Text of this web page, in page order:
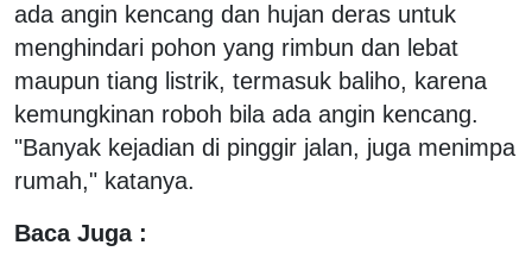
ada angin kencang dan hujan deras untuk
menghindari pohon yang rimbun dan lebat
maupun tiang listrik, termasuk baliho, karena
kemungkinan roboh bila ada angin kencang.
"Banyak kejadian di pinggir jalan, juga menimpa
rumah," katanya.
Baca Juga :